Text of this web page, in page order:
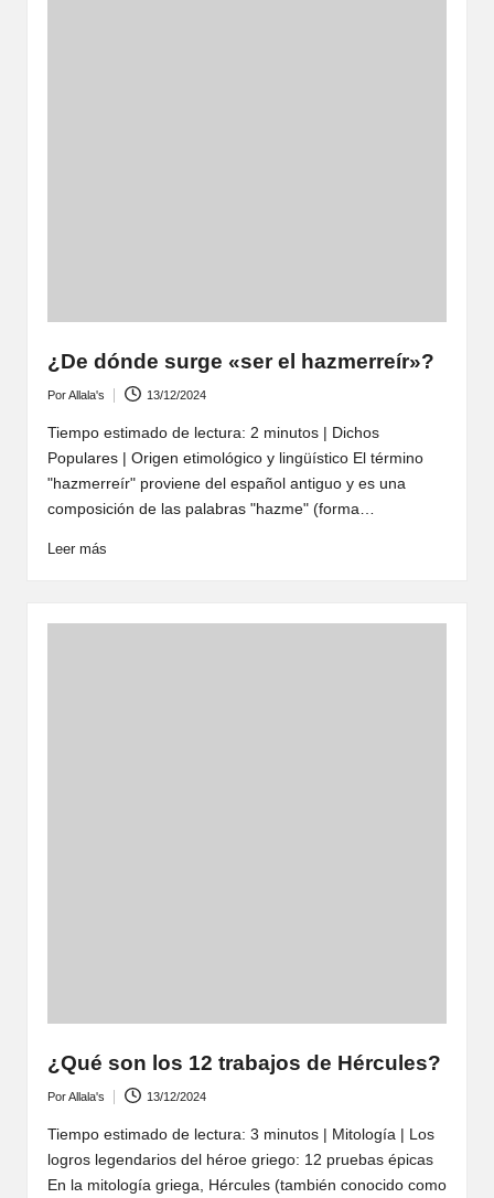
¿De dónde surge «ser el hazmerreír»?
por
PorAllala's 13/12/2024
Tiempo estimado de lectura: 2 minutos | Dichos
Populares | Origen etimológico y lingüístico El término
"hazmerreír" proviene del español antiguo y es una
composición de las palabras "hazme" (forma…
Leer más
¿Qué son los 12 trabajos de Hércules?
por
PorAllala's 13/12/2024
Tiempo estimado de lectura: 3 minutos | Mitología | Los
logros legendarios del héroe griego: 12 pruebas épicas
En la mitología griega, Hércules (también conocido como